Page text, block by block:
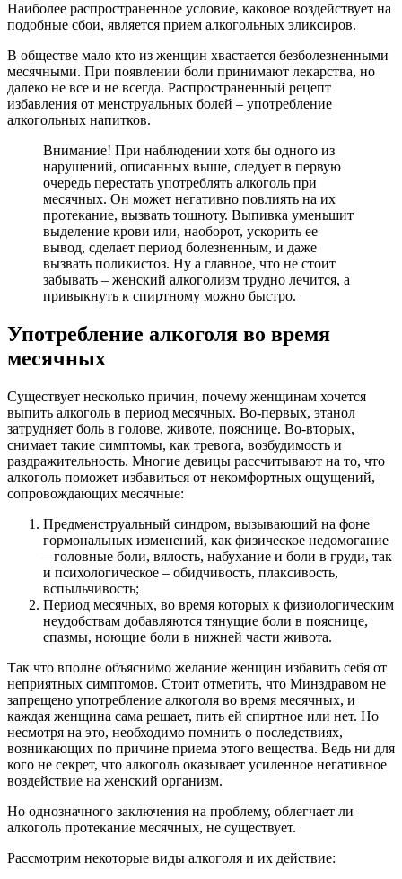
Наиболее распространенное условие, каковое воздействует на
подобные сбои, является прием алкогольных эликсиров.
В обществе мало кто из женщин хвастается безболезненными
месячными. При появлении боли принимают лекарства, но
далеко не все и не всегда. Распространенный рецепт
избавления от менструальных болей – употребление
алкогольных напитков.
Внимание! При наблюдении хотя бы одного из
нарушений, описанных выше, следует в первую
очередь перестать употреблять алкоголь при
месячных. Он может негативно повлиять на их
протекание, вызвать тошноту. Выпивка уменьшит
выделение крови или, наоборот, ускорить ее
вывод, сделает период болезненным, и даже
вызвать поликистоз. Ну а главное, что не стоит
забывать – женский алкоголизм трудно лечится, а
привыкнуть к спиртному можно быстро.
Употребление алкоголя во время
месячных
Существует несколько причин, почему женщинам хочется
выпить алкоголь в период месячных. Во-первых, этанол
затрудняет боль в голове, животе, пояснице. Во-вторых,
снимает такие симптомы, как тревога, возбудимость и
раздражительность. Многие девицы рассчитывают на то, что
алкоголь поможет избавиться от некомфортных ощущений,
сопровождающих месячные:
Предменструальный синдром, вызывающий на фоне
гормональных изменений, как физическое недомогание
– головные боли, вялость, набухание и боли в груди, так
и психологическое – обидчивость, плаксивость,
вспыльчивость;
Период месячных, во время которых к физиологическим
неудобствам добавляются тянущие боли в пояснице,
спазмы, ноющие боли в нижней части живота.
Так что вполне объяснимо желание женщин избавить себя от
неприятных симптомов. Стоит отметить, что Минздравом не
запрещено употребление алкоголя во время месячных, и
каждая женщина сама решает, пить ей спиртное или нет. Но
несмотря на это, необходимо помнить о последствиях,
возникающих по причине приема этого вещества. Ведь ни для
кого не секрет, что алкоголь оказывает усиленное негативное
воздействие на женский организм.
Но однозначного заключения на проблему, облегчает ли
алкоголь протекание месячных, не существует.
Рассмотрим некоторые виды алкоголя и их действие: